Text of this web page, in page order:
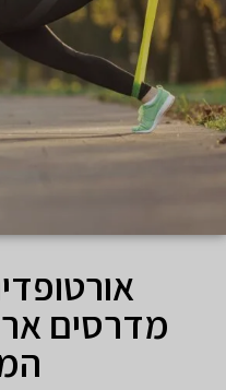
מדרסים